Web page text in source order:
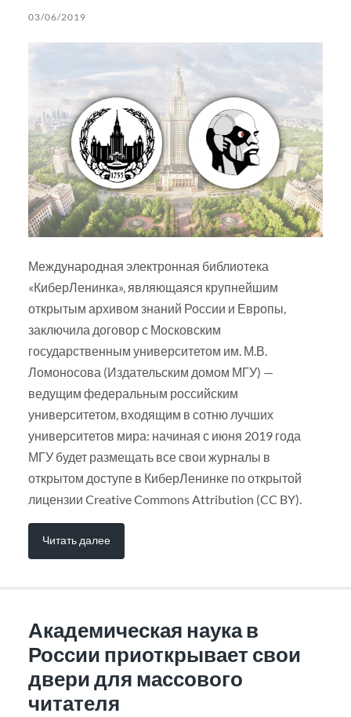
03/06/2019
Международная электронная библиотека
«КиберЛенинка», являющаяся крупнейшим
открытым архивом знаний России и Европы,
заключила договор с Московским
государственным университетом им. М.В.
Ломоносова (Издательским домом МГУ) —
ведущим федеральным российским
университетом, входящим в сотню лучших
университетов мира: начиная с июня 2019 года
МГУ будет размещать все свои журналы в
открытом доступе в КиберЛенинке по открытой
лицензии Creative Commons Attribution (CC BY).
Читать далее
Академическая наука в
России приоткрывает свои
двери для массового
читателя